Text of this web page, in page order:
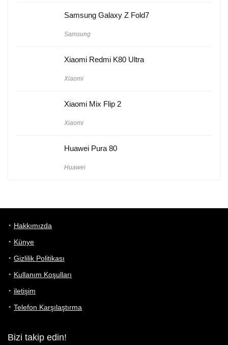
Samsung Galaxy Z Fold7
Samsung
Xiaomi Redmi K80 Ultra
Xiaomi
Xiaomi Mix Flip 2
Xiaomi
Huawei Pura 80
Huawei
Hakkımızda
Künye
Gizlilik Politikası
Kullanım Koşulları
iletişim
Telefon Karşılaştırma
Bizi takip edin!